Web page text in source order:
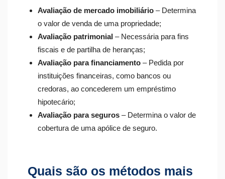
Avaliação de mercado imobiliário – Determina
o valor de venda de uma propriedade;
Avaliação patrimonial – Necessária para fins
fiscais e de partilha de heranças;
Avaliação para financiamento – Pedida por
instituições financeiras, como bancos ou
credoras, ao concederem um empréstimo
hipotecário;
Avaliação para seguros – Determina o valor de
cobertura de uma apólice de seguro.
Quais são os métodos mais